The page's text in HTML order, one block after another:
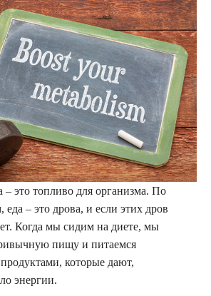
– это топливо для организма. По
еда – это дрова, и если этих дров
Когда мы сидим на диете, мы
пищу и питаемся
которые дают,
энергии.